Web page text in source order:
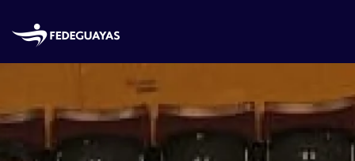
Skip to main content